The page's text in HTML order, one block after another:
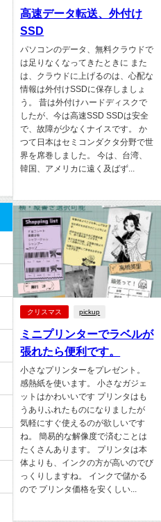
高速データ転送、外付け
SSD
パソコンのデータ、無料クラウドで
は足りなくなってきたときに また
は、クラウドに上げるのは、心配な
情報は外付けSSDに保存しましょ
う。 昔は外付けハードディスクで
したが、今は高速SSD SSDは安全
で、故障が少なくナイスです。 か
つて日本はセミコンダクタ分野で世
界を席巻しました。 今は、台湾、
韓国、アメリカに遠く及ばず...
クリスマス pickup
ミニプリンターでラベルが
張れたら便利です。
小さなプリンターをプレゼント。
感熱紙を使います。 小さなガジェ
ットはかわいいです プリンタはも
うありふれたものになりましたが
気軽にすぐ使えるのが欲しいです
ね。 簡易的な解像度で済むことは
たくさんあります。 プリンタは本
体よりも、インクの方が高いのでび
っくりしますね。 インクで儲かる
ので プリンタ価格を安くしい...